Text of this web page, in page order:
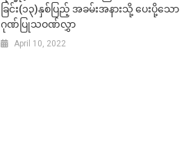
ခြင်း(၁၃)နှစ်ပြည့် အခမ်းအနားသို့ ပေးပို့သော
ဂုဏ်ပြုသဝဏ်လွှာ
April 10, 2022